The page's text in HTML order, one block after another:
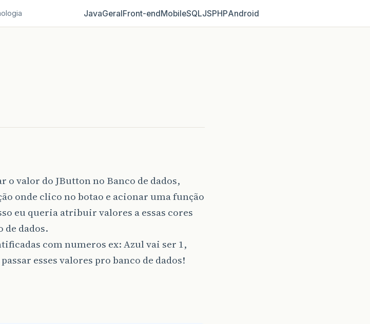
JavaGeralFront‑endMobileSQLJSPHPAndroid
o valor do JButton no Banco de dados,
onde clico no botao e acionar uma função
eu queria atribuir valores a essas cores
de dados.
com numeros ex: Azul vai ser 1,
esses valores pro banco de dados!